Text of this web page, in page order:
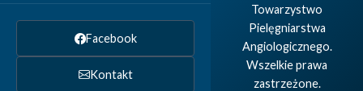
Facebook
Kontakt
Towarzystwo
Pielęgniarstwa
Angiologicznego.
Wszelkie prawa
zastrzeżone.